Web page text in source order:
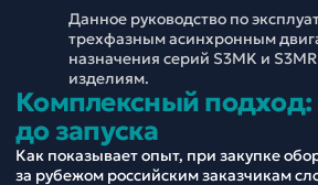
Данное руководство по
трехфазным асинхронным
назначения серий S3MK и
изделиям.
Комплексный подход:
до запуска
Как показывает опыт, при закупке
за рубежом российским заказчикам